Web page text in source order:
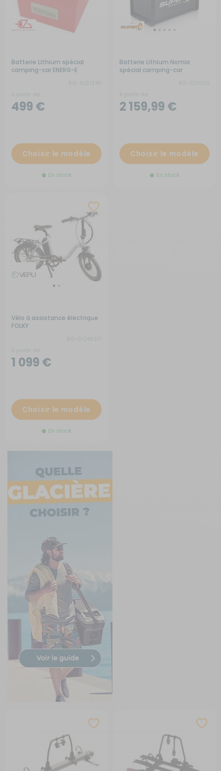
Batterie Lithium spécial
camping-car ENERG-E
499 €
Choisir le modèle
En stock
Batterie Lithium Nomia
spécial camping-car
2 159,99 €
Choisir le modèle
En stock
Vélo à assistance électrique
FOLKY
1 099 €
Choisir le modèle
En stock